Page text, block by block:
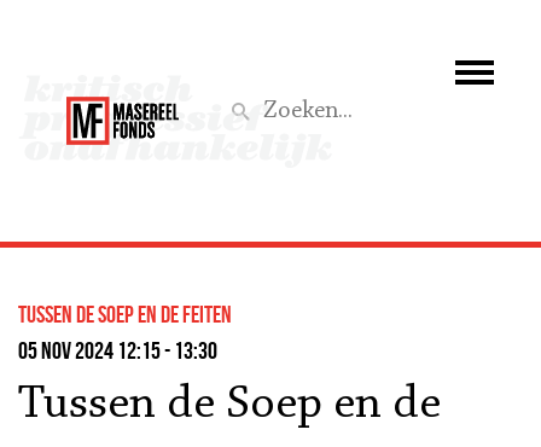
Wat we doen
Steun ons
Aktief
tussen de soep en de feiten
05 nov 2024 12:15 - 13:30
Tussen de Soep en de